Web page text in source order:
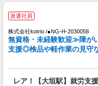
時給
通費全支
大垣市
キープ
派遣社員
株式会社kotrio /●NG-H-2030058
無資格・未経験歓迎≫障が
支援◎検品や軽作業の見守
レア！【大垣駅】就労支